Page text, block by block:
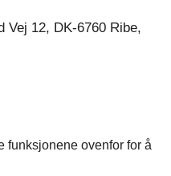
Vej 12, DK-6760 Ribe,
funksjonene ovenfor for å